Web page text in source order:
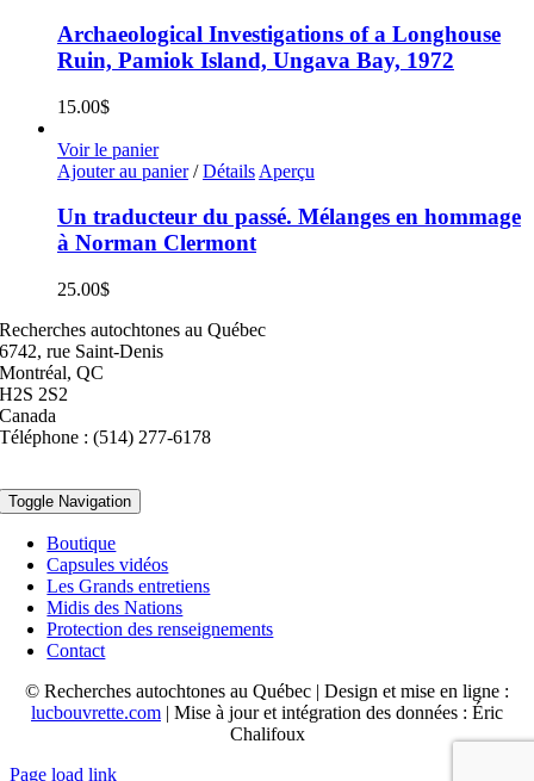
Archaeological Investigations of a Longhouse
Ruin, Pamiok Island, Ungava Bay, 1972
15.00$
Voir le panier
Ajouter au panier / Détails Aperçu
Un traducteur du passé. Mélanges en hommage
à Norman Clermont
25.00$
Recherches autochtones au Québec
6742, rue Saint-Denis
Montréal, QC
H2S 2S2
Canada
Téléphone : (514) 277-6178
Toggle Navigation
Boutique
Capsules vidéos
Les Grands entretiens
Midis des Nations
Protection des renseignements
Contact
© Recherches autochtones au Québec | Design et mise en ligne :
lucbouvrette.com | Mise à jour et intégration des données : Éric
Chalifoux
Page load link